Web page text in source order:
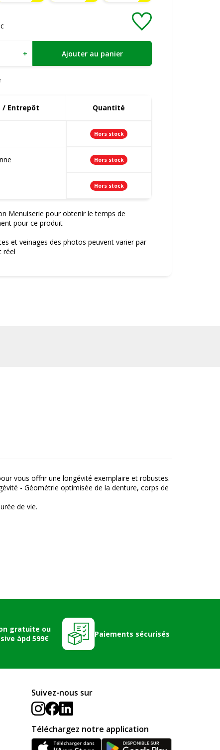
+ Ajouter au panier
/ Entrepôt Quantité
Hors stock
Hors stock
Hors stock
Menuiserie pour obtenir le temps de
pour ce produit
et veinages des photos peuvent varier par
réel
vous offrir une longévité exemplaire et robustes.
- Géométrie optimisée de la denture, corps de
de vie.
gratuite ou
àpd 599€
Paiements sécurisés
Suivez-nous sur
Téléchargez notre application